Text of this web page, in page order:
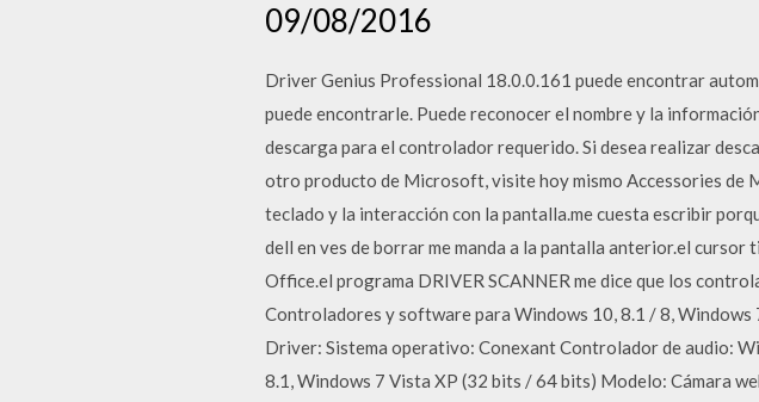
09/08/2016
Driver Genius Professional 18.0.0.161 puede encontrar
puede encontrarle. Puede reconocer el nombre y la
descarga para el controlador requerido. Si desea realizar
otro producto de Microsoft, visite hoy mismo Accessories de
teclado y la interacción con la pantalla.me cuesta escribir
dell en ves de borrar me manda a la pantalla anterior.el
Office.el programa DRIVER SCANNER me dice que los
Controladores y software para Windows 10, 8.1 / 8,
Driver: Sistema operativo: Conexant Controlador de audio:
8.1, Windows 7 Vista XP (32 bits / 64 bits) Modelo: Cámara